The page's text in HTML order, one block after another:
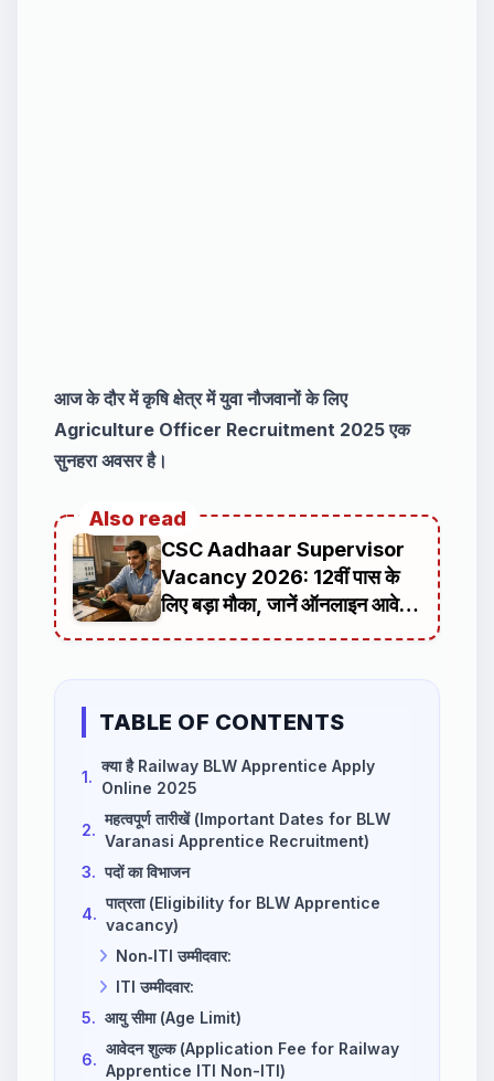
आज के दौर में कृषि क्षेत्र में युवा नौजवानों के लिए
Agriculture Officer Recruitment 2025 एक
सुनहरा अवसर है।
Also read
CSC Aadhaar Supervisor
Vacancy 2026: 12वीं पास के
लिए बड़ा मौका, जानें ऑनलाइन आवेदन
TABLE OF CONTENTS
1.
क्या है Railway BLW Apprentice Apply
Online 2025
2.
महत्वपूर्ण तारीखें (Important Dates for BLW
Varanasi Apprentice Recruitment)
3. पदों का विभाजन
4.
पात्रता (Eligibility for BLW Apprentice
vacancy)
Non‑ITI उम्मीदवार:
ITI उम्मीदवार:
5. आयु सीमा (Age Limit)
6.
आवेदन शुल्क (Application Fee for Railway
Apprentice ITI Non-ITI)